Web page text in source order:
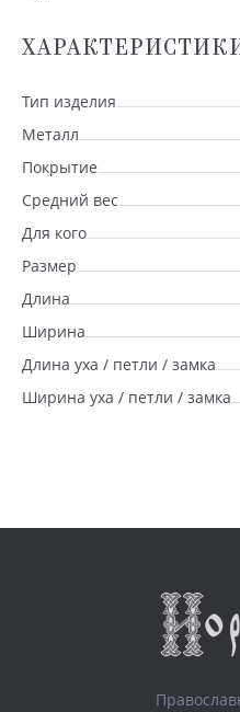
Тип изделия
Металл
Покрытие
Средний вес
Для кого
Размер
Длина
Ширина
Длина уха / петли / замка
Ширина уха / петли / замка